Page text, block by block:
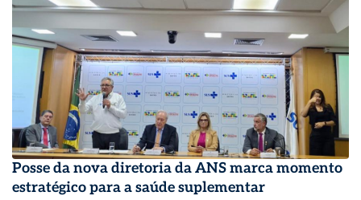
Posse da nova diretoria da ANS marca momento
estratégico para a saúde suplementar